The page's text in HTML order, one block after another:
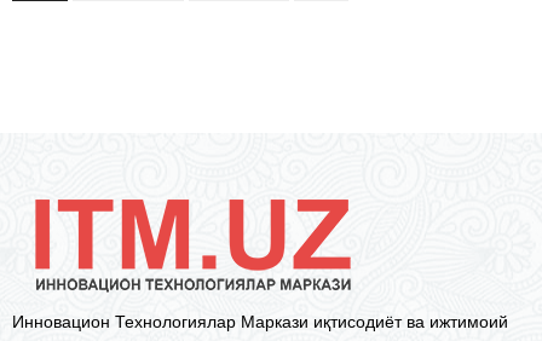
Инновацион Технологиялар Маркази иқтисодиёт ва ижтимоий